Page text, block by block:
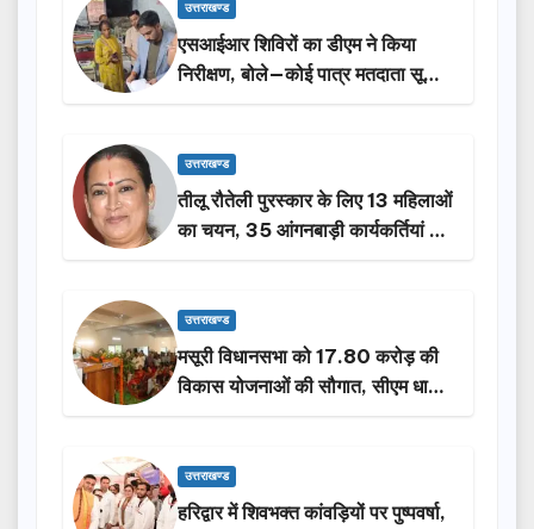
उत्तराखण्ड
एसआईआर शिविरों का डीएम ने किया
निरीक्षण, बोले—कोई पात्र मतदाता सूची
से न छूटे…
उत्तराखण्ड
तीलू रौतेली पुरस्कार के लिए 13 महिलाओं
का चयन, 35 आंगनबाड़ी कार्यकर्तियां भी
होंगी सम्मानित…
उत्तराखण्ड
मसूरी विधानसभा को 17.80 करोड़ की
विकास योजनाओं की सौगात, सीएम धामी
ने किया लोकार्पण-शिलान्यास.
उत्तराखण्ड
हरिद्वार में शिवभक्त कांवड़ियों पर पुष्पवर्षा,